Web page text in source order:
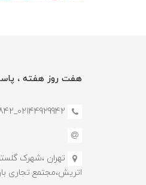
هفت روز هفته ،
02144929942_09128881842
تهران ،شهرک
اتریش،مجتمع تجاری